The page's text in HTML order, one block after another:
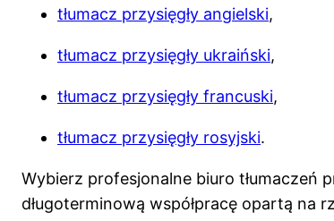
tłumacz przysięgły angielski,
tłumacz przysięgły ukraiński,
tłumacz przysięgły francuski,
tłumacz przysięgły rosyjski.
Wybierz profesjonalne biuro tłumaczeń
długoterminową współpracę opartą na